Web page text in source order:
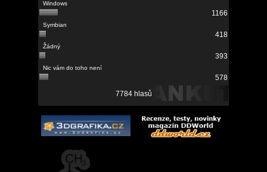
1166
418
393
578
7784 hlasů